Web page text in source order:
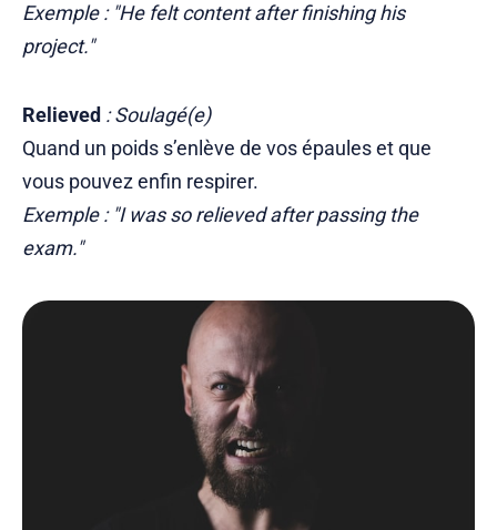
Exemple : "He felt content after finishing his
project."
Relieved : Soulagé(e)
Quand un poids s’enlève de vos épaules et que
vous pouvez enfin respirer.
Exemple : "I was so relieved after passing the
exam."